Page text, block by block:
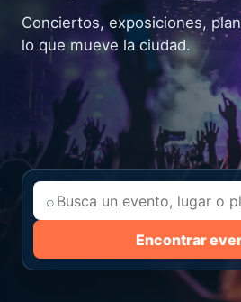
Conciertos, exposiciones,
lo que mueve la ciudad.
⌕
Encontrar